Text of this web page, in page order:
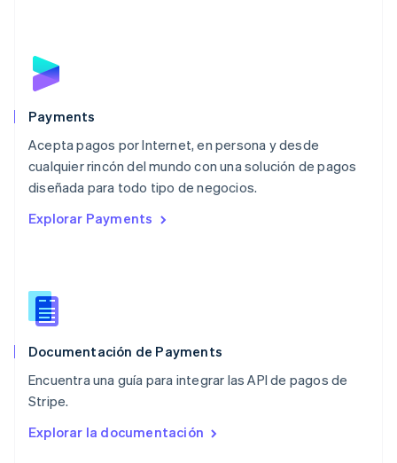
Payments
Acepta pagos por Internet, en persona y desde
cualquier rincón del mundo con una solución de pagos
diseñada para todo tipo de negocios.
Explorar Payments
Documentación de Payments
Encuentra una guía para integrar las API de pagos de
Stripe.
Explorar la documentación
Malta
English
EspañolEnglish
English
Nueva Zelanda
English
NederlandsEnglish
Português
RAE de Hong Kong, China
Reino Unido
República Checa
English
English